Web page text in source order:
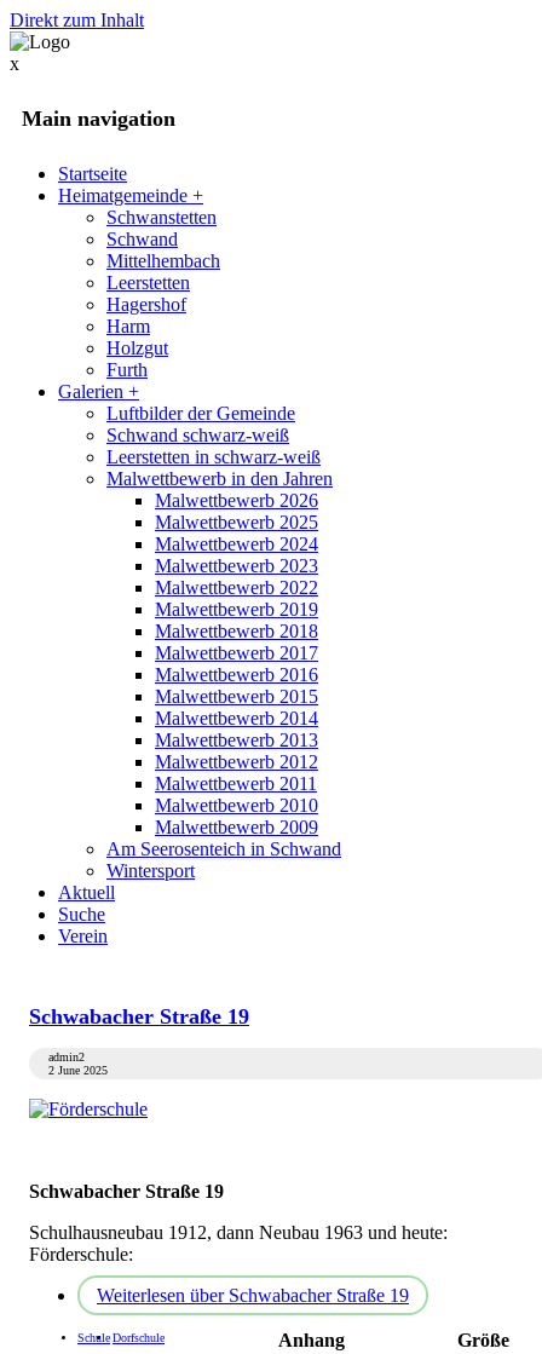
Direkt zum Inhalt
x
Main navigation
Startseite
Heimatgemeinde +
Schwanstetten
Schwand
Mittelhembach
Leerstetten
Hagershof
Harm
Holzgut
Furth
Galerien +
Luftbilder der Gemeinde
Schwand schwarz-weiß
Leerstetten in schwarz-weiß
Malwettbewerb in den Jahren
Malwettbewerb 2026
Malwettbewerb 2025
Malwettbewerb 2024
Malwettbewerb 2023
Malwettbewerb 2022
Malwettbewerb 2019
Malwettbewerb 2018
Malwettbewerb 2017
Malwettbewerb 2016
Malwettbewerb 2015
Malwettbewerb 2014
Malwettbewerb 2013
Malwettbewerb 2012
Malwettbewerb 2011
Malwettbewerb 2010
Malwettbewerb 2009
Am Seerosenteich in Schwand
Wintersport
Aktuell
Suche
Verein
Schwabacher Straße 19
admin2
2 June 2025
Schwabacher Straße 19
Schulhausneubau 1912, dann Neubau 1963 und heute:
Förderschule:
Weiterlesen über Schwabacher Straße 19
SchuleDorfschule Anhang
Größe